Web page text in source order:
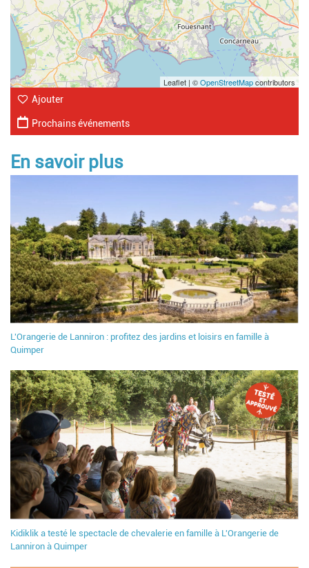
Leaflet | ©OpenStreetMapcontributors
Ajouter
Prochains événements
En savoir plus
L'Orangerie de Lanniron : profitez des jardins et loisirs en famille à
Quimper
Kidiklik a testé le spectacle de chevalerie en famille à L'Orangerie de
Lanniron à Quimper